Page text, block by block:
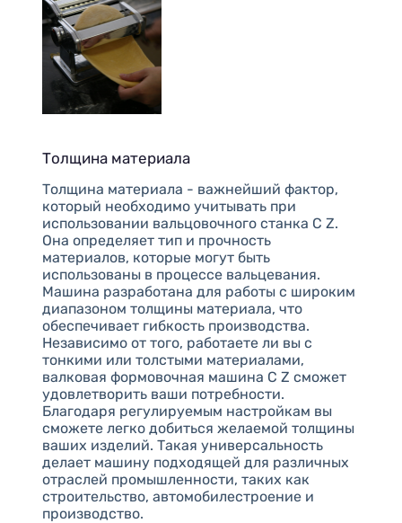
Толщина материала
Толщина материала - важнейший фактор,
который необходимо учитывать при
использовании вальцовочного станка C Z.
Она определяет тип и прочность
материалов, которые могут быть
использованы в процессе вальцевания.
Машина разработана для работы с широким
диапазоном толщины материала, что
обеспечивает гибкость производства.
Независимо от того, работаете ли вы с
тонкими или толстыми материалами,
валковая формовочная машина C Z сможет
удовлетворить ваши потребности.
Благодаря регулируемым настройкам вы
сможете легко добиться желаемой толщины
ваших изделий. Такая универсальность
делает машину подходящей для различных
отраслей промышленности, таких как
строительство, автомобилестроение и
производство.